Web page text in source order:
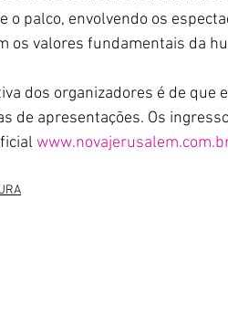
o palco, envolvendo os
os valores fundamentais da
dos organizadores é de que
de apresentações. Os